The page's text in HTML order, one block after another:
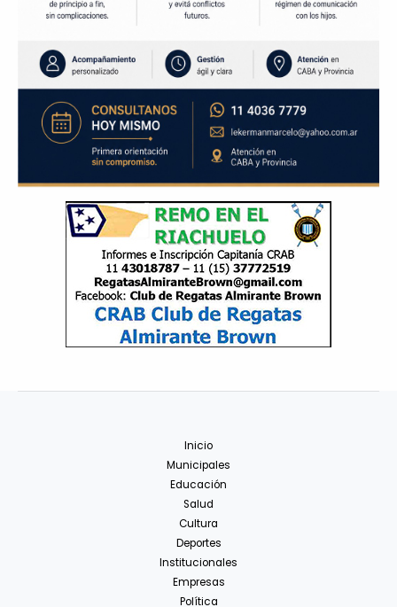
Inicio
Municipales
Educación
Salud
Cultura
Deportes
Institucionales
Empresas
Política